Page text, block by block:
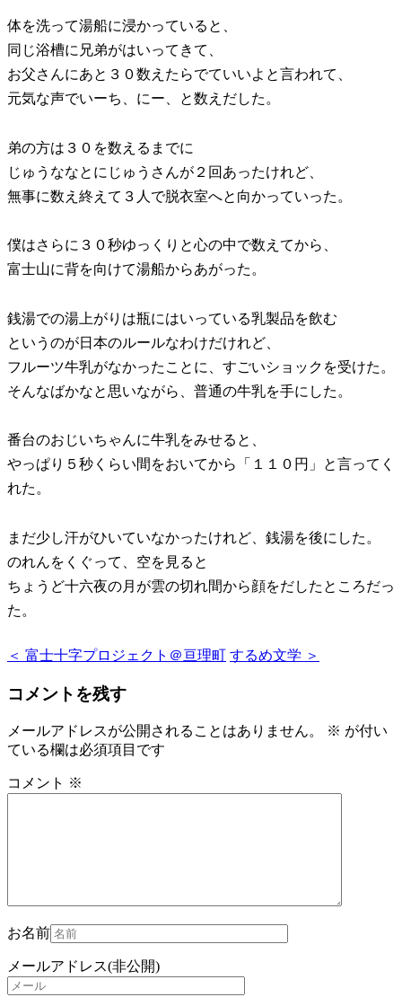
体を洗って湯船に浸かっていると、
同じ浴槽に兄弟がはいってきて、
お父さんにあと３０数えたらでていいよと言われて、
元気な声でいーち、にー、と数えだした。
弟の方は３０を数えるまでに
じゅうななとにじゅうさんが２回あったけれど、
無事に数え終えて３人で脱衣室へと向かっていった。
僕はさらに３０秒ゆっくりと心の中で数えてから、
富士山に背を向けて湯船からあがった。
銭湯での湯上がりは瓶にはいっている乳製品を飲む
というのが日本のルールなわけだけれど、
フルーツ牛乳がなかったことに、すごいショックを受けた。
そんなばかなと思いながら、普通の牛乳を手にした。
番台のおじいちゃんに牛乳をみせると、
やっぱり５秒くらい間をおいてから「１１０円」と言ってく
れた。
まだ少し汗がひいていなかったけれど、銭湯を後にした。
のれんをくぐって、空を見ると
ちょうど十六夜の月が雲の切れ間から顔をだしたところだっ
た。
＜ 富士十字プロジェクト＠亘理町 するめ文学 ＞
コメントを残す
メールアドレスが公開されることはありません。 ※ が付い
ている欄は必須項目です
コメント ※
お名前
メールアドレス(非公開)